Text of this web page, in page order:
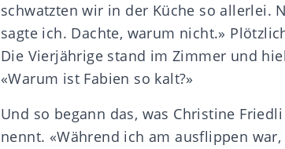
schwatzten wir in der Küche so allerlei.
sagte ich. Dachte, warum nicht.»
Die Vierjährige stand im Zimmer und
«Warum ist Fabien so kalt?»
Und so begann das, was Christine
nennt. «Während ich am ausflippen